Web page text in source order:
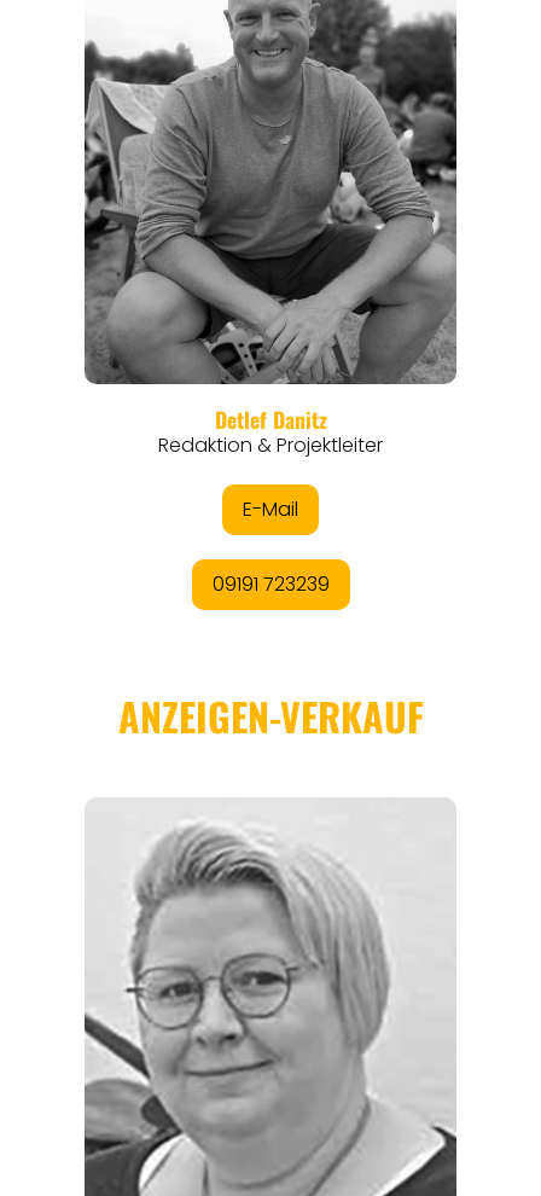
REGIONEN
ORTE
EVENTS
REISEFÜHRER
REISEMAGAZINE
THEMEN
ANGEBOTE